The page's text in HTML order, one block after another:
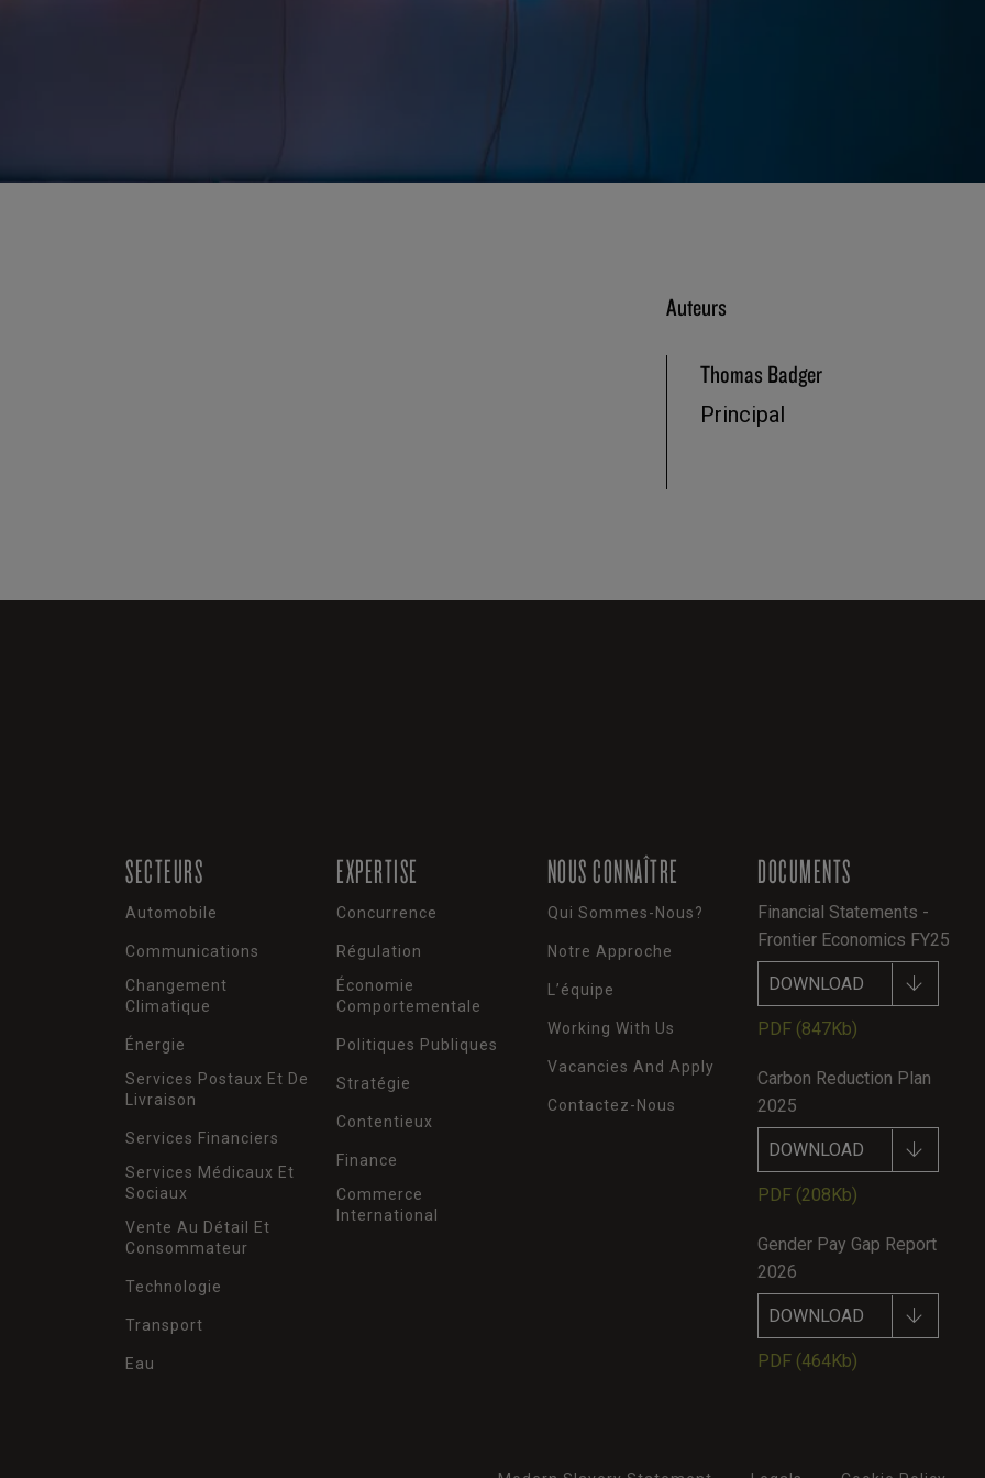
Auteurs
Thomas Badger
Principal
SECTEURS
Automobile
Communications
Changement
Climatique
Énergie
Services Postaux Et De
Livraison
Services Financiers
Services Médicaux Et
Sociaux
Vente Au Détail Et
Consommateur
Technologie
Transport
Eau
EXPERTISE
Concurrence
Régulation
Économie
Comportementale
Politiques Publiques
Stratégie
Contentieux
Finance
Commerce
International
NOUS CONNAÎTRE
Qui Sommes-Nous?
Notre Approche
L’équipe
Working With Us
Vacancies And Apply
Contactez-Nous
DOCUMENTS
Financial Statements -
Frontier Economics FY25
DOWNLOAD
PDF (847Kb)
Carbon Reduction Plan
2025
DOWNLOAD
PDF (208Kb)
Gender Pay Gap Report
2026
DOWNLOAD
PDF (464Kb)